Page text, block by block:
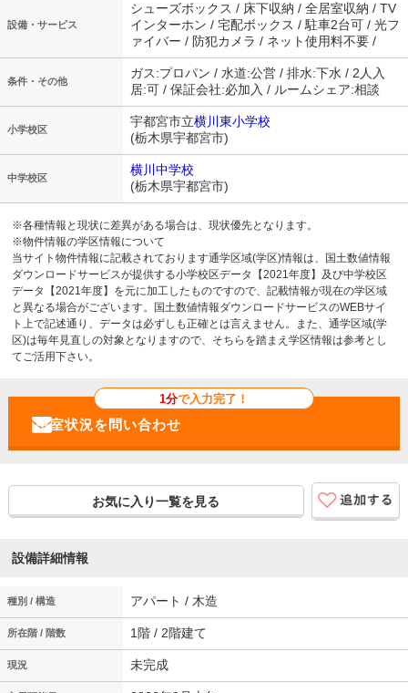
設備・サービス
シューズボックス / 床下収納 / 全居室収納 / TV
インターホン / 宅配ボックス / 駐車2台可 / 光フ
ァイバー / 防犯カメラ / ネット使用料不要 /
条件・その他
ガス:プロパン / 水道:公営 / 排水:下水 / 2人入
居:可 / 保証会社:必加入 / ルームシェア:相談
小学校区
宇都宮市立横川東小学校
(栃木県宇都宮市)
中学校区
横川中学校
(栃木県宇都宮市)
※各種情報と現状に差異がある場合は、現状優先となります。
※物件情報の学区情報について
当サイト物件情報に記載されております通学区域(学区)情報は、国土数値情報
ダウンロードサービスが提供する小学校区データ【2021年度】及び中学校区
データ【2021年度】を元に加工したものですので、記載情報が現在の学区域
と異なる場合がございます。国土数値情報ダウンロードサービスのWEBサイ
ト上で記述通り、データは必ずしも正確とは言えません。また、通学区域(学
区)は毎年見直しの対象となりますので、そちらを踏まえ学区情報は参考とし
てご活用下さい。
1分で入力完了！
お気に入り一覧を見る
設備詳細情報
種別 / 構造 アパート / 木造
所在階 / 階数 1階 / 2階建て
現況 未完成